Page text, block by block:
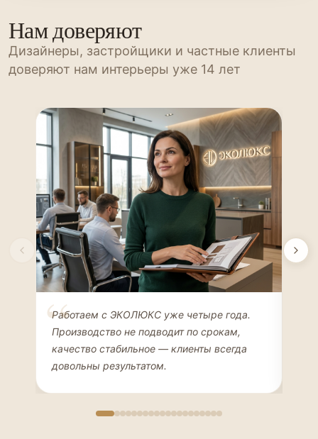
Нам доверяют
Дизайнеры, застройщики и частные клиенты
доверяют нам интерьеры уже 14 лет
Елена Соколова
ДИЗАЙНЕР ИНТЕРЬЕРОВ
Работаем с ЭКОЛЮКС уже четыре года.
Производство не подводит по срокам,
качество стабильное — клиенты всегда
довольны результатом.